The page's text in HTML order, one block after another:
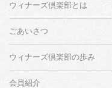
ウィナーズ倶楽部とは
ごあいさつ
ウィナーズ倶楽部の歩み
会員紹介